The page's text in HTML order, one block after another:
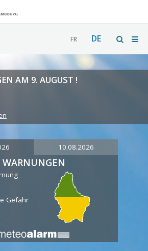
FR DE
AM 9. AUGUST !
10.08.2026
WARNUNGEN
Gefahr